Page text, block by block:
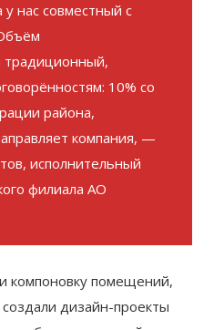
нас совместный с
традиционный,
10% со
района,
компания, —
исполнительный
компоновку помещений,